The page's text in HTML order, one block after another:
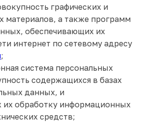
графических и
материалов, а также программ
обеспечивающих их
интернет по сетевому адресу
;
система персональных
содержащихся в базах
данных, и
их обработку информационных
средств;